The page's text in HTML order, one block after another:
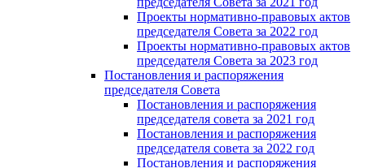
Проекты нормативно-правовых актов
председателя Cовета за 2022 год
Проекты нормативно-правовых актов
председателя Cовета за 2023 год
Постановления и распоряжения
председателя Cовета
Постановления и распоряжения
председателя совета за 2021 год
Постановления и распоряжения
председателя совета за 2022 год
Постановления и распоряжения